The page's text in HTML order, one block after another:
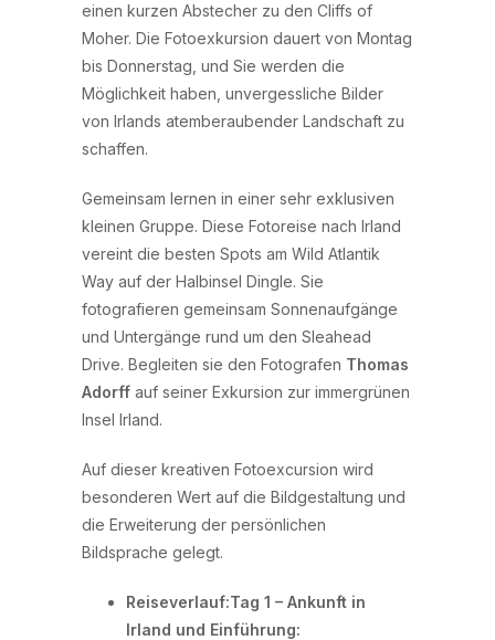
einen kurzen Abstecher zu den Cliffs of
Moher. Die Fotoexkursion dauert von Montag
bis Donnerstag, und Sie werden die
Möglichkeit haben, unvergessliche Bilder
von Irlands atemberaubender Landschaft zu
schaffen.
Gemeinsam lernen in einer sehr exklusiven
kleinen Gruppe. Diese Fotoreise nach Irland
vereint die besten Spots am Wild Atlantik
Way auf der Halbinsel Dingle. Sie
fotografieren gemeinsam Sonnenaufgänge
und Untergänge rund um den Sleahead
Drive. Begleiten sie den Fotografen Thomas
Adorff auf seiner Exkursion zur immergrünen
Insel Irland.
Auf dieser kreativen Fotoexcursion wird
besonderen Wert auf die Bildgestaltung und
die Erweiterung der persönlichen
Bildsprache gelegt.
Reiseverlauf:Tag 1 – Ankunft in
Irland und Einführung: